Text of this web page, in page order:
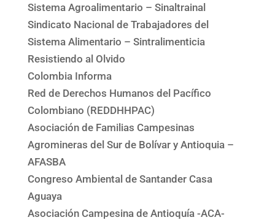
Sistema Agroalimentario – Sinaltrainal
Sindicato Nacional de Trabajadores del
Sistema Alimentario – Sintralimenticia
Resistiendo al Olvido
Colombia Informa
Red de Derechos Humanos del Pacífico
Colombiano (REDDHHPAC)
Asociación de Familias Campesinas
Agromineras del Sur de Bolívar y Antioquia –
AFASBA
Congreso Ambiental de Santander Casa
Aguaya
Asociación Campesina de Antioquía -ACA-